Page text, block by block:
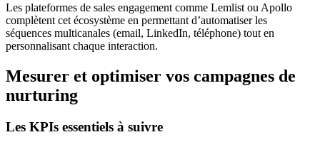
Les plateformes de sales engagement comme Lemlist ou Apollo
complètent cet écosystème en permettant d’automatiser les
séquences multicanales (email, LinkedIn, téléphone) tout en
personnalisant chaque interaction.
Mesurer et optimiser vos campagnes de
nurturing
Les KPIs essentiels à suivre